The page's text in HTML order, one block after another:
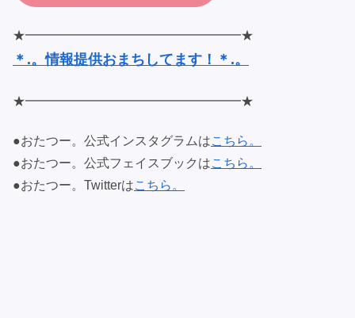
★━━━━━━━━━━━━━━━━━★
＊.。情報提供おまちしてます！＊.。
★━━━━━━━━━━━━━━━━━★
●おたつー。公式インスタグラムはこちら。
●おたつー。公式フェイスブックはこちら。
●おたつー。Twitterはこちら。